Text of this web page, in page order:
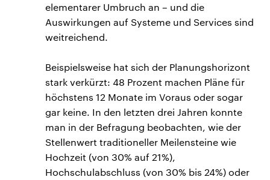
elementarer Umbruch an – und die
Auswirkungen auf Systeme und Services sind
weitreichend.
Beispielsweise hat sich der Planungshorizont
stark verkürzt: 48 Prozent machen Pläne für
höchstens 12 Monate im Voraus oder sogar
gar keine. In den letzten drei Jahren konnte
man in der Befragung beobachten, wie der
Stellenwert traditioneller Meilensteine wie
Hochzeit (von 30% auf 21%),
Hochschulabschluss (von 30% bis 24%) oder